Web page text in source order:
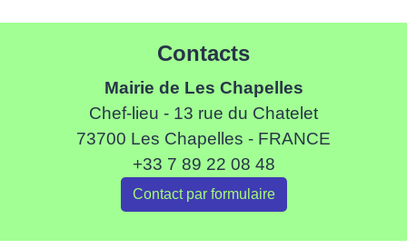
Contacts
Mairie de Les Chapelles
Chef-lieu - 13 rue du Chatelet
73700 Les Chapelles - FRANCE
+33 7 89 22 08 48
Contact par formulaire